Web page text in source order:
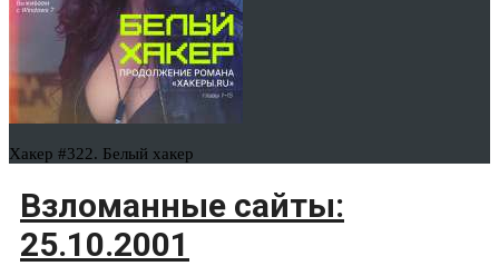
Хакер #322. Белый хакер
Взломанные сайты:
25.10.2001